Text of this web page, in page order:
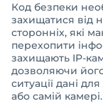
Код безпеки
захищатися від
сторонніх, які
перехопити
захищають IP-
дозволяючи
ситуації дані
або самій камері.